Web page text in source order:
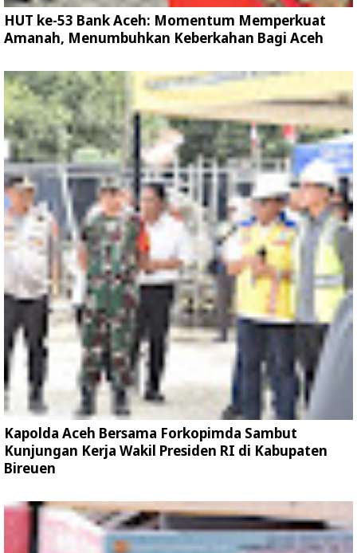
HUT ke-53 Bank Aceh: Momentum Memperkuat
Amanah, Menumbuhkan Keberkahan Bagi Aceh
Kapolda Aceh Bersama Forkopimda Sambut
Kunjungan Kerja Wakil Presiden RI di Kabupaten
Bireuen